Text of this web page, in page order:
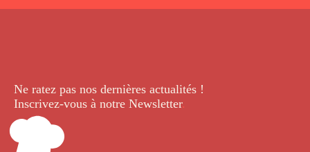
Ne ratez pas nos dernières actualités !
Inscrivez-vous à notre Newsletter.